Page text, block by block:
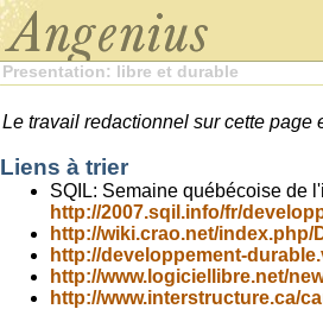
Presentation: libre et durable
Le travail redactionnel sur cette page
Liens à trier
SQIL: Semaine québécoise de
http://2007.sqil.info/fr/
http://wiki.crao.net/
http://developpement-
http://www.logiciellibre.net/
http://www.interstructure.ca/